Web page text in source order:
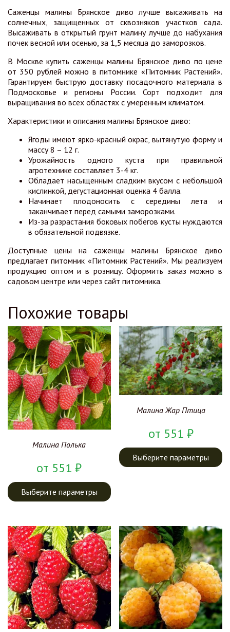
Саженцы малины Брянское диво лучше высаживать на
солнечных, защищенных от сквозняков участков сада.
Высаживать в открытый грунт малину лучше до набухания
почек весной или осенью, за 1,5 месяца до заморозков.
В Москве купить саженцы малины Брянское диво по цене
от 350 рублей можно в питомнике «Питомник Растений».
Гарантируем быструю доставку посадочного материала в
Подмосковье и регионы России. Сорт подходит для
выращивания во всех областях с умеренным климатом.
Характеристики и описания малины Брянское диво:
Ягоды имеют ярко-красный окрас, вытянутую форму и
массу 8 – 12 г.
Урожайность одного куста при правильной
агротехнике составляет 3-4 кг.
Обладает насыщенным сладким вкусом с небольшой
кислинкой, дегустационная оценка 4 балла.
Начинает плодоносить с середины лета и
заканчивает перед самыми заморозками.
Из-за разрастания боковых побегов кусты нуждаются
в обязательной подвязке.
Доступные цены на саженцы малины Брянское диво
предлагает питомник «Питомник Растений». Мы реализуем
продукцию оптом и в розницу. Оформить заказ можно в
садовом центре или через сайт питомника.
Похожие товары
Малина Полька
от 551₽
Выберите параметры
Малина Жар Птица
от 551 ₽
Выберите параметры